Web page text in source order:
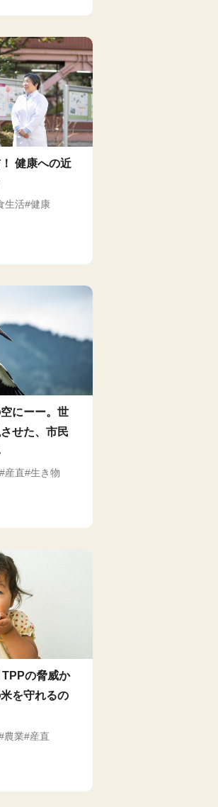
健康への近
生活 健康
にーー。世
せた、市民
産直 生き物
TPPの脅威か
を守れるの
農業
産直